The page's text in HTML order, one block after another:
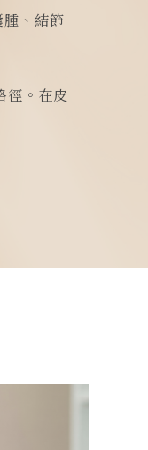
、結節
徑。在皮